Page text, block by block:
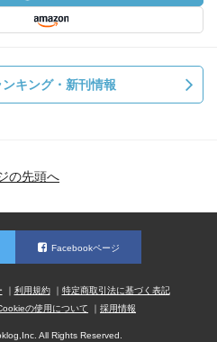
キング・新刊情報
の先頭へ
Facebookページ
利用規約
特定商取引法に基づく表記
の使用について 採用情報
All Rights Reserved.